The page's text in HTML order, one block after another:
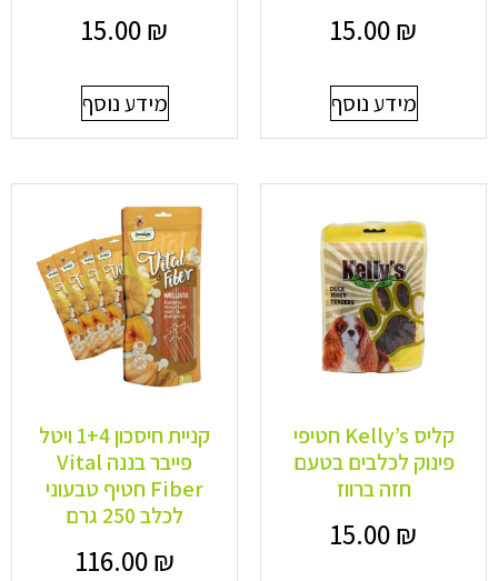
15.00₪
מידע נוסף
15.00₪
מידע נוסף
קליס Kelly’s חטיפי
פינוק לכלבים בטעם
חזה ברווז
15.00₪
קניית חיסכון 1+4 ויטל
פייבר בננה Vital
Fiber חטיף טבעוני
לכלב 250 גרם
116.00₪